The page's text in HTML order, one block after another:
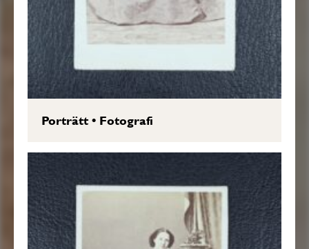
Porträtt• Fotografi